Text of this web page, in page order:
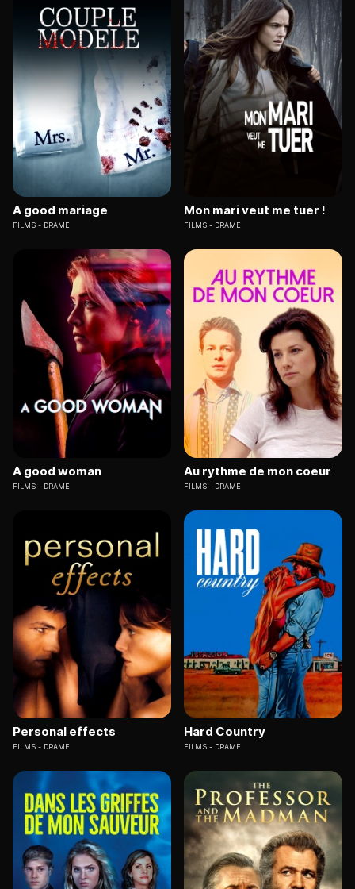
A good mariage
FILMS DRAME
Mon mari veut me tuer !
FILMS DRAME
A good woman
FILMS DRAME
Au rythme de mon coeur
FILMS DRAME
Personal effects
FILMS DRAME
Hard Country
FILMS DRAME